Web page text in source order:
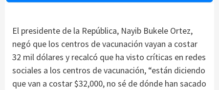
El presidente de la República, Nayib Bukele Ortez,
negó que los centros de vacunación vayan a costar
32 mil dólares y recalcó que ha visto críticas en redes
sociales a los centros de vacunación, “están diciendo
que van a costar $32,000, no sé de dónde han sacado